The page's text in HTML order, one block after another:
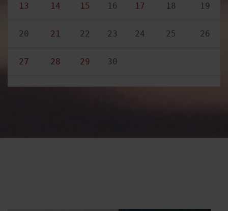
13 14 15 16 17 18 19
20 21 22 23 24 25 26
27 28 29 30